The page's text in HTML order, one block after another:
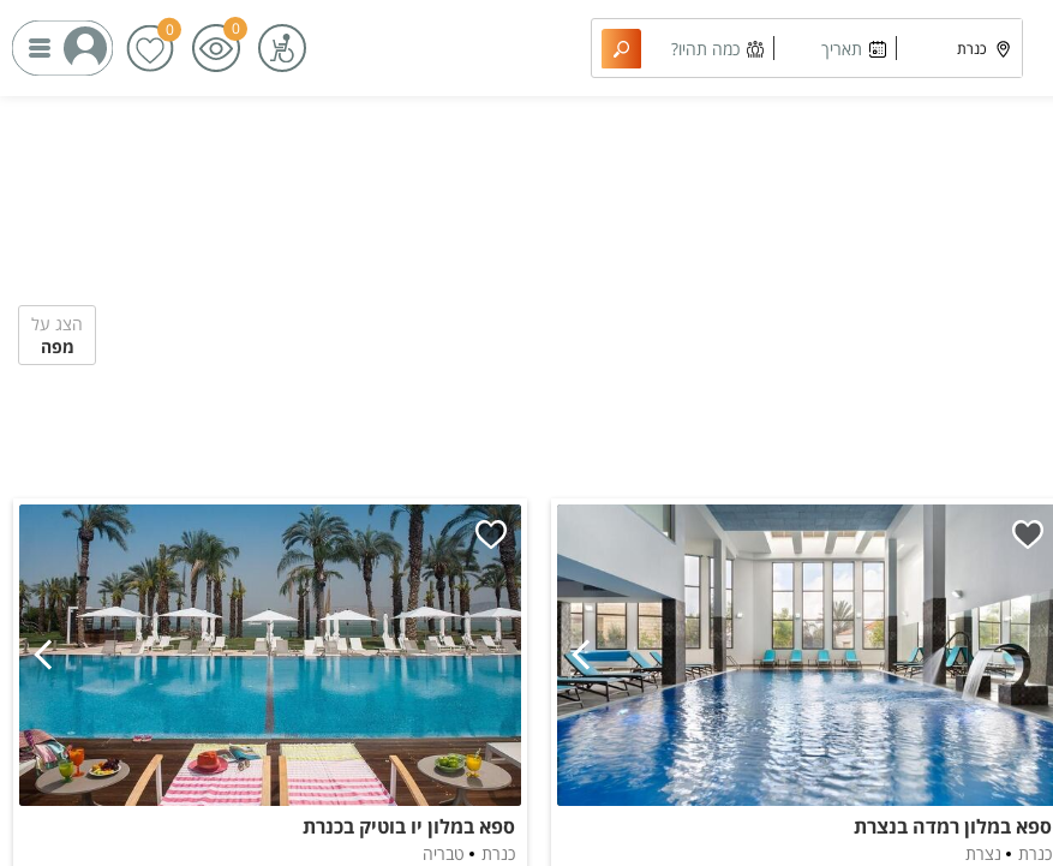
תאריך כמה תהיו?
הצג על
מפה
ספא במלון רמדה בנצרת
כנרת נצרת
ספא במלון יו בוטיק בכנרת
כנרת טבריה